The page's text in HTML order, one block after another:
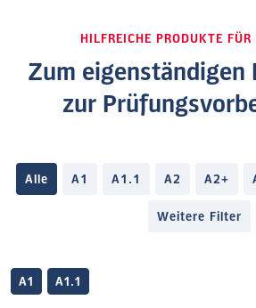
HILFREICHE PRODUKTE FÜR
Zum eigenständigen
zur
Alle A1 A1.1 A2 A2+
Weitere Filter
A1 A1.1